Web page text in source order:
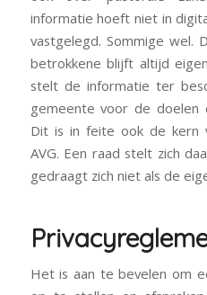
informatie hoeft niet in
vastgelegd. Sommige wel.
betrokkene blijft altijd
stelt de informatie ter
gemeente voor de doelen
Dit is in feite ook de kern
AVG. Een raad stelt zich
gedraagt zich niet als de
Het is aan te bevelen om